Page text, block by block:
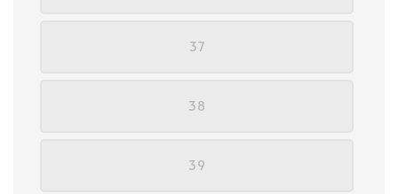
37
38
39